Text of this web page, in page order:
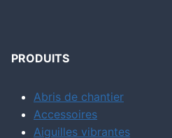
PRODUITS
Abris de chantier
Accessoires
Aiguilles vibrantes